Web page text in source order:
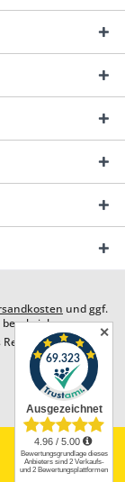
und ggf.
Design by
✕